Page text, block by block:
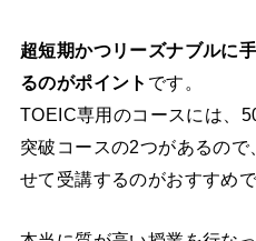
超短期かつリーズナブルに
るのがポイント です。
TOEIC専用のコースには、
突破コースの2つがあるの
せて受講するのがおすすめで